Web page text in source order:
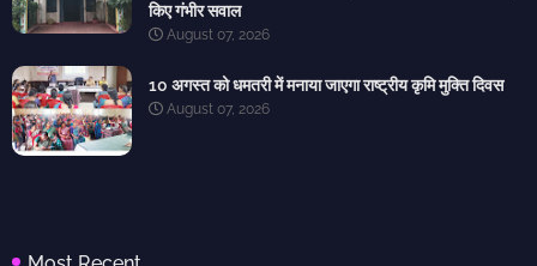
किए गंभीर सवाल
August 07, 2026
10 अगस्त को धमतरी में मनाया जाएगा राष्ट्रीय कृमि मुक्ति दिवस
August 07, 2026